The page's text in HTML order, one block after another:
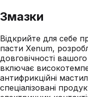
Змазки
Відкрийте для себе
пасти Xenum,
довговічності
включає
антифрикційні
спеціалізовані